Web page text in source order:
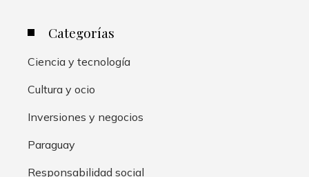
Categorías
Ciencia y tecnología
Cultura y ocio
Inversiones y negocios
Paraguay
Responsabilidad social